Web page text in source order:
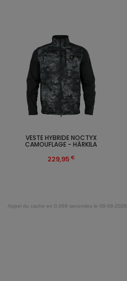
VESTE HYBRIDE NOCTYX
CAMOUFLAGE - HÄRKILA
229,95 €
Appel du cache en 0.069 secondes le 08-08-2026